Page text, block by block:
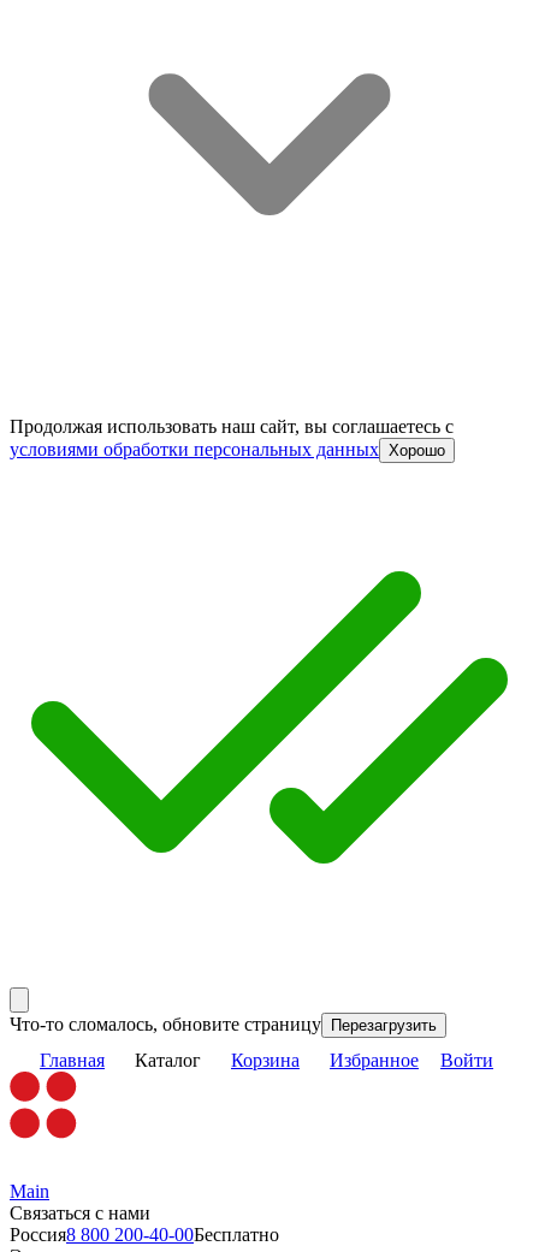
Продолжая использовать наш сайт, вы соглашаетесь c
условиями обработки персональных данных Хорошо
Что-то сломалось, обновите страницу Перезагрузить
Главная Каталог Корзина Избранное Войти
Main
Связаться с нами
Россия8 800 200-40-00Бесплатно